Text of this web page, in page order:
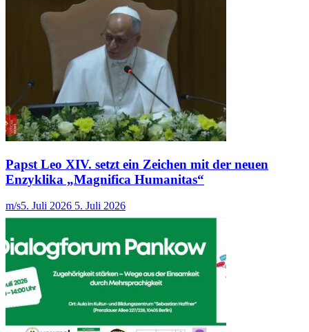
Papst Leo XIV. setzt ein Zeichen mit der neuen
Enzyklika „Magnifica Humanitas“
m/s5. Juli 2026 5. Juli 2026